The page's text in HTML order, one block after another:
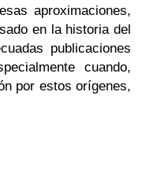
aproximaciones,
en la historia del
publicaciones
cuando,
por estos orígenes,